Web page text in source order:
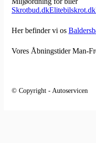
Skrotbud.dkElitebilskrot.dk
Her befinder vi os
Vores Åbningstider Man-
© Copyright - Autoservicen